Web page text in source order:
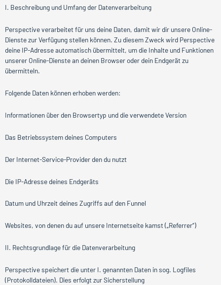
I. Beschreibung und Umfang der Datenverarbeitung
Perspective verarbeitet für uns deine Daten, damit wir dir unsere Online-
Dienste zur Verfügung stellen können. Zu diesem Zweck wird Perspective
deine IP-Adresse automatisch übermittelt, um die Inhalte und Funktionen
unserer Online-Dienste an deinen Browser oder dein Endgerät zu
übermitteln.
Folgende Daten können erhoben werden:
Informationen über den Browsertyp und die verwendete Version
Das Betriebssystem deines Computers
Der Internet-Service-Provider den du nutzt
Die IP-Adresse deines Endgeräts
Datum und Uhrzeit deines Zugriffs auf den Funnel
Websites, von denen du auf unsere Internetseite kamst („Referrer“)
II. Rechtsgrundlage für die Datenverarbeitung
Perspective speichert die unter I. genannten Daten in sog. Logfiles
(Protokolldateien). Dies erfolgt zur Sicherstellung